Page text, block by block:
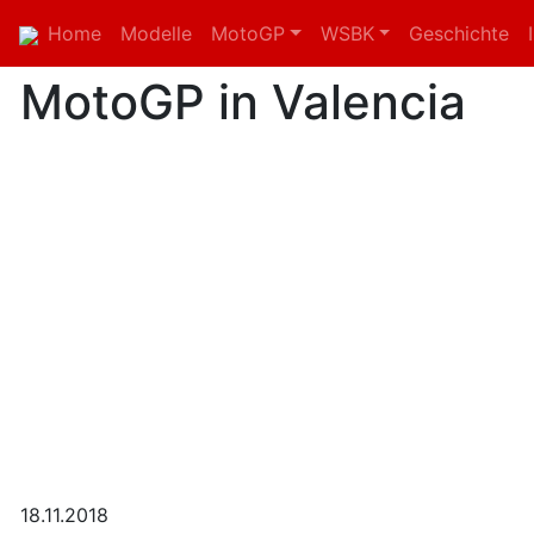
Home Modelle MotoGP WSBK Geschichte
MotoGP in Valencia
18.11.2018